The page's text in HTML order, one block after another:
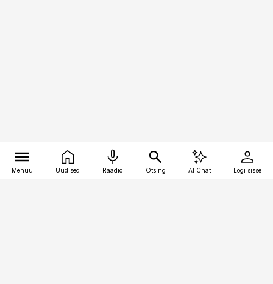
Menüü Uudised Raadio Otsing AI Chat Logi sisse